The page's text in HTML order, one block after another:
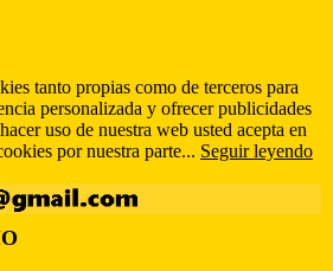
tanto propias como de terceros para
personalizada y ofrecer publicidades
uso de nuestra web usted acepta en
por nuestra parte... Seguir leyendo